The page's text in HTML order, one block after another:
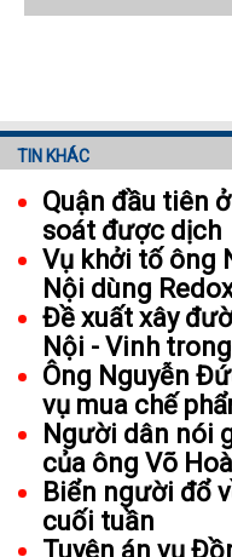
TIN KHÁC
Quận đầu tiên
soát được dịch
Vụ khởi tố ông
Nội dùng
Đề xuất xây
Nội - Vinh
Ông Nguyễn
vụ mua chế
Người dân nói
của ông Võ
Biển người đổ
cuối tuần
Tuyên án vụ